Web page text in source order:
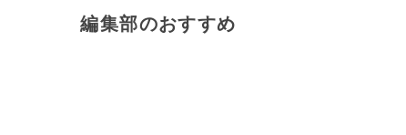
編集部のおすすめ